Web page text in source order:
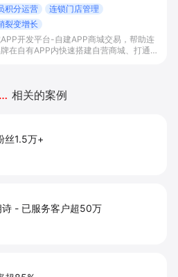
积分运营
连锁门店管理
裂变增长
开发平台-自建APP商城交易，帮助连
在自有APP内快速搭建自营商城、打通多
app开发与小程序开发优劣对比 相关的案例
丝1.5万+
诗 - 已服务客户超50万